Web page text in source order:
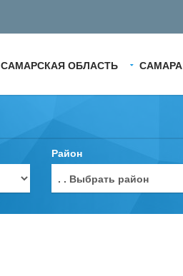
САМАРСКАЯ ОБЛАСТЬ САМАРА
Район
. . Выбрать район